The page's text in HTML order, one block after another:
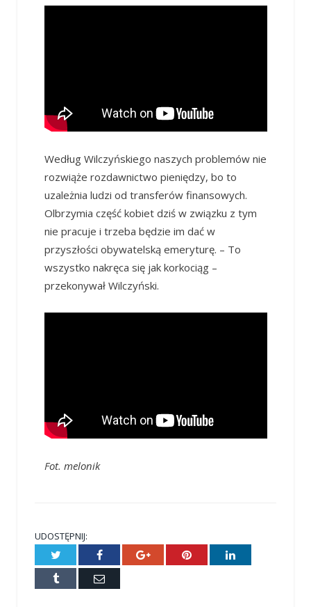
Według Wilczyńskiego naszych problemów nie
rozwiąże rozdawnictwo pieniędzy, bo to
uzależnia ludzi od transferów finansowych.
Olbrzymia część kobiet dziś w związku z tym
nie pracuje i trzeba będzie im dać w
przyszłości obywatelską emeryturę. – To
wszystko nakręca się jak korkociąg –
przekonywał Wilczyński.
Fot. melonik
UDOSTĘPNIJ:
Twitter Facebook Google+ Pinterest LinkedIn
Tumblr
E-